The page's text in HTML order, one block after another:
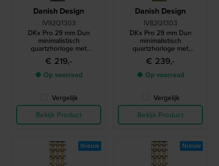
Danish Design
IV92Q1303
DKx Pro 29 mm Dun
minimalistisch
quartzhorloge met
gekartelde lunette
€ 219,-
● Op voorraad
Vergelijk
Bekijk Product
Danish Design
IV82Q1303
DKx Pro 29 mm Dun
minimalistisch
quartzhorloge met
gekartelde lunette
€ 239,-
● Op voorraad
Vergelijk
Bekijk Product
Nieuw Nieuw